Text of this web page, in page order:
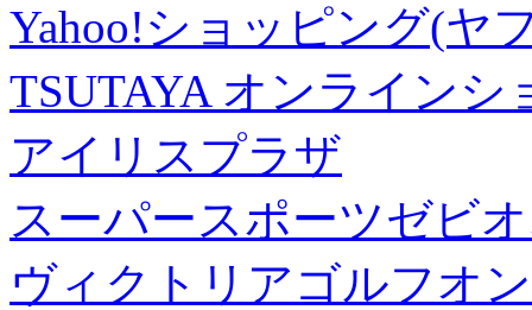
Yahoo!ショッピング(ヤ
TSUTAYA オンラインシ
アイリスプラザ
スーパースポーツゼビ
ヴィクトリアゴルフオ